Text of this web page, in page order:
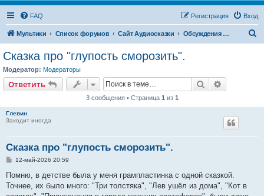
FAQ Вход
Регистрация
Мультики Список форумов Сайт Аудиосказки Обсуждения и поиск аудиосказок
Сказка про "глупость сморозить".
Модератор: Модераторы
Ответить Поиск
3 сообщения • Страница 1 из 1
Глевин
Заходит иногда
Сказка про "глупость сморозить".
С
о
щ
е
12-май-2026 20:59
Помню, в детстве была у меня грампластинка с одной сказкой.
Точнее, их было много: "Три толстяка", "Лев ушёл из дома", "Кот в